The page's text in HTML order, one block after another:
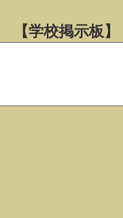
【学校掲示板】